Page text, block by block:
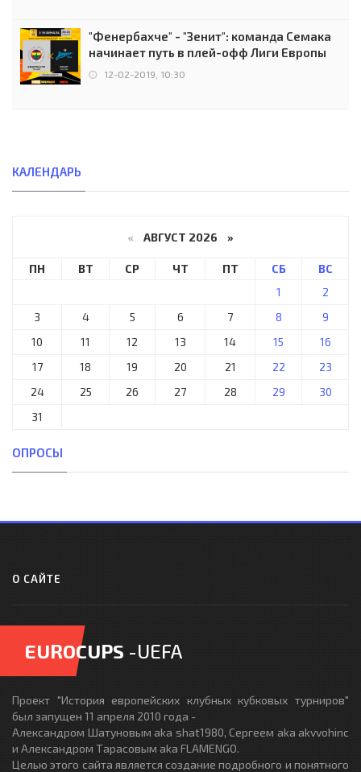
"Фенербахче" - "Зенит": команда Семака
начинает путь в плей-офф Лиги Европы
12-02-2019, 10:30
КАЛЕНДАРЬ
« АВГУСТ 2026 »
ПН ВТ СР ЧТ ПТ СБ
ВС
1
2
3
4 5 6 7 8
9
10
11 12 13 14 15
16
17
18 19 20 21 22
23
24
25 26 27 28 29
30
31
ОПРОСЫ
О САЙТЕ
EUROCUPS -UEFA
Проект "История европейских клубных кубковых турниров"
был запущен 11 апреля 2010 года -
Александром Шатуновым aka shat1980, Сергеем aka akvvohinc
и Александром Тарасовым aka FLAMENGO.
Целью этого сайта является создание подробного и понятного